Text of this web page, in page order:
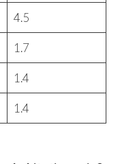
4.5
1.7
1.4
1.4